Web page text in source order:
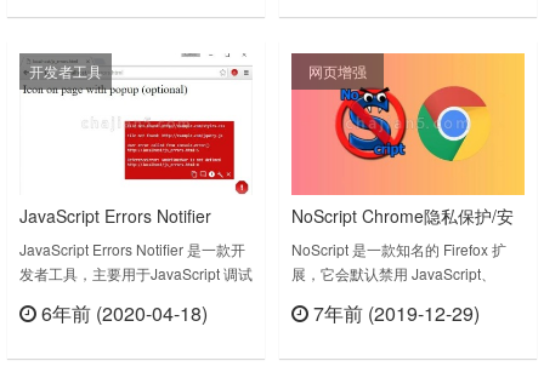
添加CSS和JavaScript 。User
JavaScript and CSS v1.2.8上次
更……
ar……
开发者工具
JavaScript Errors Notifier
（JavaScript 错误通知的调试
工具）
JavaScript Errors Notifier 是一款开
发者工具，主要用于JavaScript 调试
errors by icon in toolbar bar or
6年前 (2020-04-18)
网页增强
NoScript Chrome隐私保护/安
全插件
NoScript 是一款知名的 Firefox 扩
展，它会默认禁用 JavaScript、
脚本、插件，让用户的浏览器更加安
7年前 (2019-12-29)